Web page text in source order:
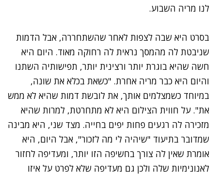
לנו מריה השבוע.
בסרט היא שבה לצפות לאחר שהשתחררה, אבל הדמות
שניבטת לה מהמסך נראית לה רחוקה מאוד. היום היא
חשה שהיא בוגרת יותר ורצינית יותר, תפישותיה השתנו
והיום היא כבר מריה אחרת. "כשאת בכלא את שונה,
במיוחד כשמצלמים אותך, את לובשת דמות שהיא לא ממש
את". על חווית הצילום היא לא מתחרטת, למרות שהיא
מזכירה לה רגעים פחות יפים בחייה. מצד שני, היא מבינה
שמדובר בתיעוד "שיהיה לי מה לזכור", אבל היום, היא
אומרת שאין לה צורך בחשיפה הזו יותר, ומעדיפה לחזור
לאנונימיות שלה ולכן גם מעדיפה שלא לפרט על איזו